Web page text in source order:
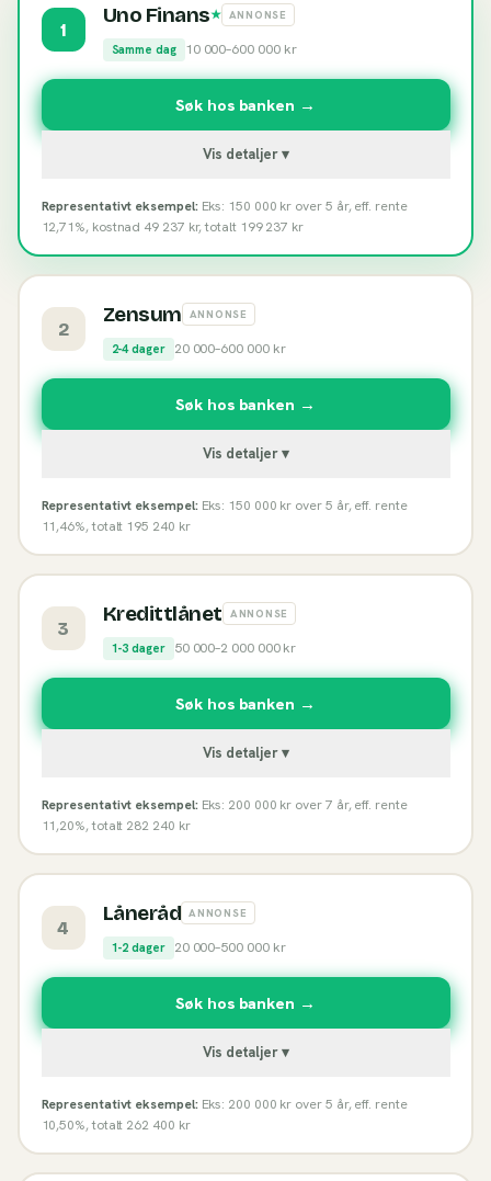
1
Uno Finans★ ANNONSE
Samme dag 10 000–600 000kr
Søk hos banken →
Vis detaljer ▾
Representativt eksempel: Eks: 150 000 kr over 5 år, eff. rente
12,71%, kostnad 49 237 kr, totalt 199 237 kr
2
Zensum ANNONSE
2-4 dager 20 000–600 000kr
Søk hos banken →
Vis detaljer ▾
Representativt eksempel: Eks: 150 000 kr over 5 år, eff. rente
11,46%, totalt 195 240 kr
3
Kredittlånet ANNONSE
1-3 dager 50 000–2 000 000kr
Søk hos banken →
Vis detaljer ▾
Representativt eksempel: Eks: 200 000 kr over 7 år, eff. rente
11,20%, totalt 282 240 kr
4
Låneråd ANNONSE
1-2 dager 20 000–500 000kr
Søk hos banken →
Vis detaljer ▾
Representativt eksempel: Eks: 200 000 kr over 5 år, eff. rente
10,50%, totalt 262 400 kr